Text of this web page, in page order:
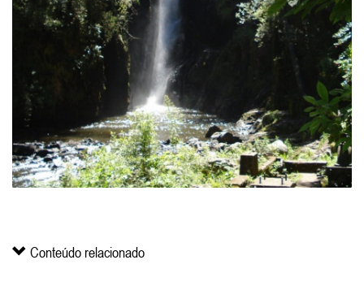
Conteúdo relacionado